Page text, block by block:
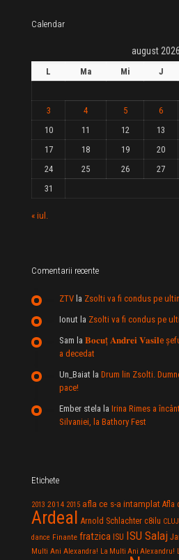
Calendar
august 2026
L Ma Mi J
3
4 5 6
10
11 12 13
17
18 19 20
24
25 26 27
31
« iul.
Comentarii recente
ZTV la Zsolti va fi condus pe
Ionut la Zsolti va fi condus pe
Sam la 𝐁𝐨𝐜𝐮ț 𝐀𝐧𝐝𝐫𝐞𝐢 𝐕𝐚𝐬𝐢𝐥e
a decedat
Un_Baiat la Drum lin Zsolti.
pace!
Ember stela la Irina Rimes a
Silvaniei, la Bathory Fest
Etichete
2013 2014 2015 afla ce s-a intamplat Afla
Ardeal Arnold Schlachter c8ilu CLUJ
dance Finante fratzica ISU ISU Salaj
Multi Ani Alexandra! La Multi Ani Alexandru!